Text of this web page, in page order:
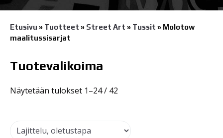
Etusivu » Tuotteet » Street Art » Tussit » Molotow
maalitussisarjat
Tuotevalikoima
Näytetään tulokset 1–24 / 42